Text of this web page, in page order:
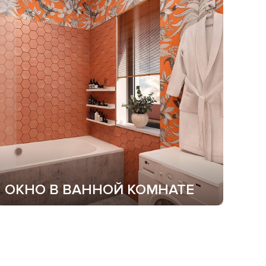
ОКНО В ВАННОЙ КОМНАТЕ
Окно в ванной комнате делает помещение